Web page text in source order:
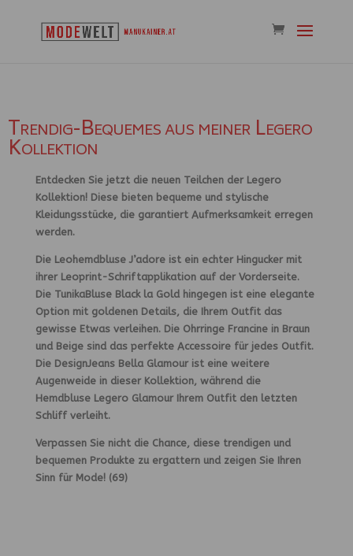
Trendig-Bequemes aus meiner Legero
Kollektion
Entdecken Sie jetzt die neuen Teilchen der Legero
Kollektion! Diese bieten bequeme und stylische
Kleidungsstücke, die garantiert Aufmerksamkeit erregen
werden.
Die Leohemdbluse J’adore ist ein echter Hingucker mit
ihrer Leoprint-Schriftapplikation auf der Vorderseite.
Die TunikaBluse Black la Gold hingegen ist eine elegante
Option mit goldenen Details, die Ihrem Outfit das
gewisse Etwas verleihen. Die Ohrringe Francine in Braun
und Beige sind das perfekte Accessoire für jedes Outfit.
Die DesignJeans Bella Glamour ist eine weitere
Augenweide in dieser Kollektion, während die
Hemdbluse Legero Glamour Ihrem Outfit den letzten
Schliff verleiht.
Verpassen Sie nicht die Chance, diese trendigen und
bequemen Produkte zu ergattern und zeigen Sie Ihren
Sinn für Mode!(69)